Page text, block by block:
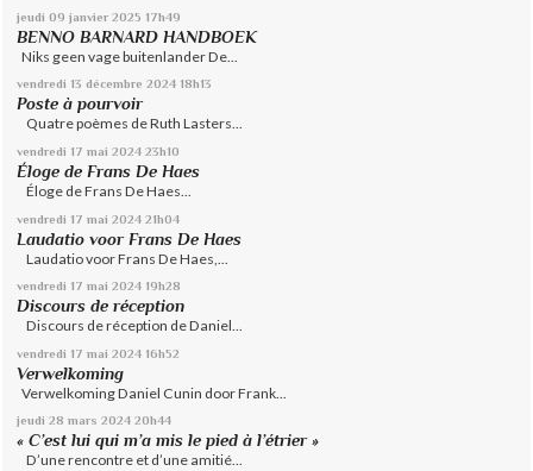
jeudi 09 janvier 2025 17h49
BENNO BARNARD HANDBOEK
Niks geen vage buitenlander De...
vendredi 13 décembre 2024 18h13
Poste à pourvoir
Quatre poèmes de Ruth Lasters...
vendredi 17 mai 2024 23h10
Éloge de Frans De Haes
Éloge de Frans De Haes...
vendredi 17 mai 2024 21h04
Laudatio voor Frans De Haes
Laudatio voor Frans De Haes,...
vendredi 17 mai 2024 19h28
Discours de réception
Discours de réception de Daniel...
vendredi 17 mai 2024 16h52
Verwelkoming
Verwelkoming Daniel Cunin door Frank...
jeudi 28 mars 2024 20h44
« C’est lui qui m’a mis le pied à l’étrier »
D’une rencontre et d’une amitié...